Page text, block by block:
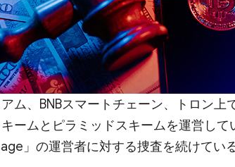
ム、BNBスマートチェーン、トロン
ームとピラミッドスキームを運営し
」の運営者に対する捜査を続けている